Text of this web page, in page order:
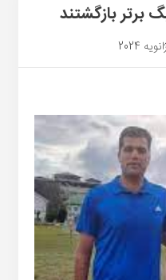
برتر بازگشتند